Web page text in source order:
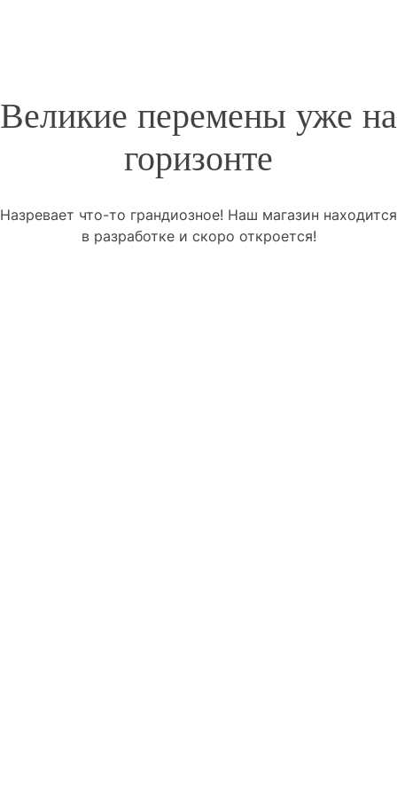
Великие перемены уже на
горизонте
Назревает что-то грандиозное! Наш магазин находится
в разработке и скоро откроется!